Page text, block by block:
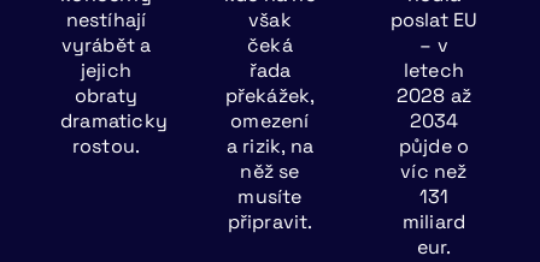
nestíhají
vyrábět a
jejich
obraty
dramaticky
rostou.
však
čeká
řada
překážek,
omezení
a rizik, na
něž se
musíte
připravit.
poslat EU
– v
letech
2028 až
2034
půjde o
víc než
131
miliard
eur.